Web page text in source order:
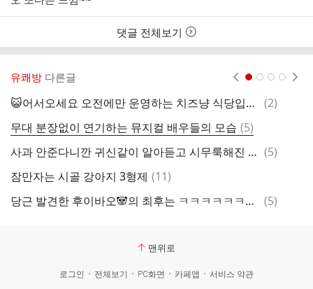
자
시
간
댓글 전체보기
유쾌방 다른글
😺어서오세요 오전에만 운영하는 치즈냥 식당입니다~
댓
(2)
무대 분장없이 연기하는 뮤지컬 배우들의 모습 댓
글
(5)
사과 안준다니깐 귀신같이 알아듣고 시무룩해진 러바오🐼.gif 댓
(5)
잠만자는 시골 강아지 3형제 댓
(11)
당근 발견한 후이바오🐼의 최후는 ㅋㅋㅋㅋㅋㅋㅋㅋㅋ진짜 웃김
댓
(5)
맨위로
로그인 전체보기 PC화면 카페앱
서비스 약관